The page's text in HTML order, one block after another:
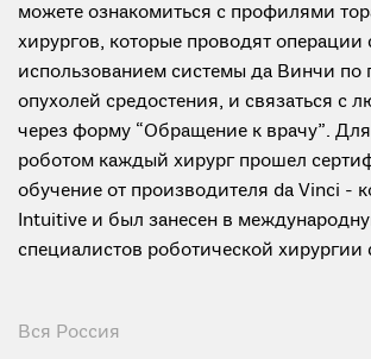
можете ознакомиться с профилями
хирургов, которые проводят операции
использованием системы да Винчи по
опухолей средостения, и связаться с
через форму “Обращение к врачу”.
роботом каждый хирург прошел
обучение от производителя da Vinci -
Intuitive и был занесен в
специалистов роботической хирургии
Вся Россия